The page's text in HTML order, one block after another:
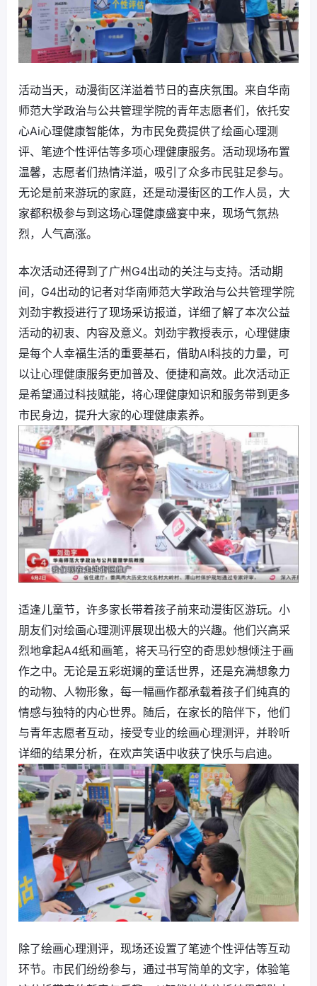
活动当天，动漫街区洋溢着节日的喜庆氛围。来自华南
师范大学政治与公共管理学院的青年志愿者们，依托安
心Ai心理健康智能体，为市民免费提供了绘画心理测
评、笔迹个性评估等多项心理健康服务。活动现场布置
温馨，志愿者们热情洋溢，吸引了众多市民驻足参与。
无论是前来游玩的家庭，还是动漫街区的工作人员，大
家都积极参与到这场心理健康盛宴中来，现场气氛热
烈，人气高涨。
本次活动还得到了广州G4出动的关注与支持。活动期
间，G4出动的记者对华南师范大学政治与公共管理学院
刘劲宇教授进行了现场采访报道，详细了解了本次公益
活动的初衷、内容及意义。刘劲宇教授表示，心理健康
是每个人幸福生活的重要基石，借助AI科技的力量，可
以让心理健康服务更加普及、便捷和高效。此次活动正
是希望通过科技赋能，将心理健康知识和服务带到更多
市民身边，提升大家的心理健康素养。
适逢儿童节，许多家长带着孩子前来动漫街区游玩。小
朋友们对绘画心理测评展现出极大的兴趣。他们兴高采
烈地拿起A4纸和画笔，将天马行空的奇思妙想倾注于画
作之中。无论是五彩斑斓的童话世界，还是充满想象力
的动物、人物形象，每一幅画作都承载着孩子们纯真的
情感与独特的内心世界。随后，在家长的陪伴下，他们
与青年志愿者互动，接受专业的绘画心理测评，并聆听
详细的结果分析，在欢声笑语中收获了快乐与启迪。
除了绘画心理测评，现场还设置了笔迹个性评估等互动
环节。市民们纷纷参与，通过书写简单的文字，体验笔